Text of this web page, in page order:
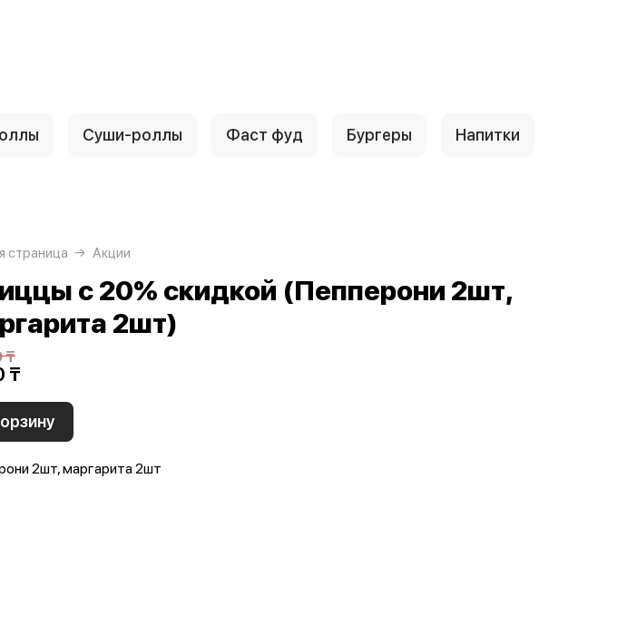
Суши-роллы Фаст фуд Бургеры Напитки
страница Акции
с 20% скидкой (Пепперони 2шт,
2шт)
₸
₸
2шт, маргарита 2шт